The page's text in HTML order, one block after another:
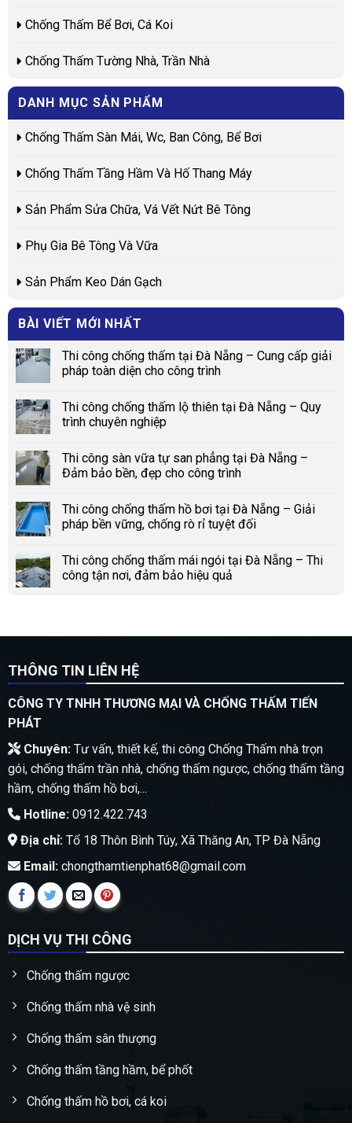
Chống Thấm Bể Bơi, Cá Koi
Chống Thấm Tường Nhà, Trần Nhà
DANH MỤC SẢN PHẨM
Chống Thấm Sàn Mái, Wc, Ban Công, Bể Bơi
Chống Thấm Tầng Hầm Và Hố Thang Máy
Sản Phẩm Sửa Chữa, Vá Vết Nứt Bê Tông
Phụ Gia Bê Tông Và Vữa
Sản Phẩm Keo Dán Gạch
BÀI VIẾT MỚI NHẤT
Thi công chống thấm tại Đà Nẵng – Cung cấp giải
pháp toàn diện cho công trình
Thi công chống thấm lộ thiên tại Đà Nẵng – Quy
trình chuyên nghiệp
Thi công sàn vữa tự san phẳng tại Đà Nẵng –
Đảm bảo bền, đẹp cho công trình
Thi công chống thấm hồ bơi tại Đà Nẵng – Giải
pháp bền vững, chống rò rỉ tuyệt đối
Thi công chống thấm mái ngói tại Đà Nẵng – Thi
công tận nơi, đảm bảo hiệu quả
THÔNG TIN LIÊN HỆ
CÔNG TY TNHH THƯƠNG MẠI VÀ CHỐNG THẤM TIẾN
PHÁT
Chuyên:Tư vấn, thiết kế, thi công Chống Thấm nhà trọn
gói, chống thấm trần nhà, chống thấm ngược, chống thấm tầng
hầm, chống thấm hồ bơi,...
Hotline:0912.422.743
Địa chỉ:Tổ 18 Thôn Bình Túy, Xã Thăng An, TP Đà Nẵng
Email:chongthamtienphat68@gmail.com
DỊCH VỤ THI CÔNG
Chống thấm ngược
Chống thấm nhà vệ sinh
Chống thấm sân thượng
Chống thấm tầng hầm, bể phốt
Chống thấm hồ bơi, cá koi